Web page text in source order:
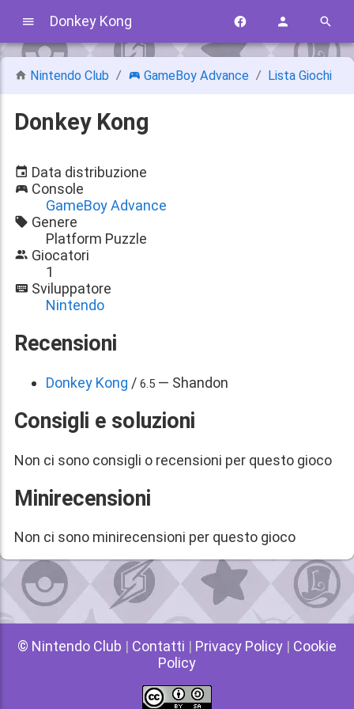
Donkey Kong
Nintendo Club GameBoy Advance Lista Giochi
Donkey Kong
Data distribuzione
Console
GameBoy Advance
Genere
Platform Puzzle
Giocatori
1
Sviluppatore
Nintendo
Recensioni
Donkey Kong / 6.5 — Shandon
Consigli e soluzioni
Non ci sono consigli o recensioni per questo gioco
Minirecensioni
Non ci sono minirecensioni per questo gioco
© Nintendo Club | Contatti | Privacy Policy | Cookie
Policy